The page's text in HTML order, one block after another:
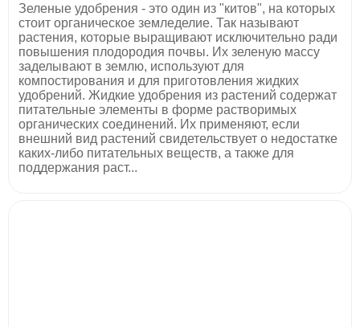
Зеленые удобрения - это один из "китов", на которых
стоит органическое земледелие. Так называют
растения, которые выращивают исключительно ради
повышения плодородия почвы. Их зеленую массу
заделывают в землю, используют для
компостирования и для приготовления жидких
удобрений. Жидкие удобрения из растений содержат
питательные элементы в форме растворимых
органических соединений. Их применяют, если
внешний вид растений свидетельствует о недостатке
каких-либо питательных веществ, а также для
поддержания раст...